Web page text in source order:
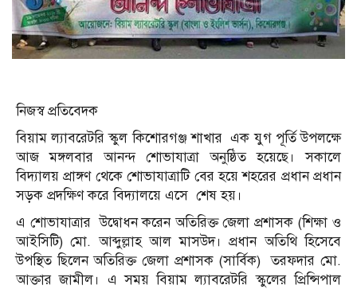
নিজস্ব প্রতিবেদক
বিয়াম ল্যাবরেটরি স্কুল কিশোরগঞ্জ শাখার এক যুগ পূর্তি উপলক্ষে
আজ মঙ্গলবার আনন্দ শোভাযাত্রা অনুষ্ঠিত হয়েছে। সকালে
বিদ্যালয় প্রাঙ্গণ থেকে শোভাযাত্রাটি বের হয়ে শহরের প্রধান প্রধান
সড়ক প্রদক্ষিণ করে বিদ্যালয়ে এসে শেষ হয়।
এ শোভাযাত্রার উদ্বোধন করেন অতিরিক্ত জেলা প্রশাসক (শিক্ষা ও
আইসিটি) মো. আব্দুল্লাহ আল মাসউদ। প্রধান অতিথি হিসেবে
উপস্থিত ছিলেন অতিরিক্ত জেলা প্রশাসক (সার্বিক) তরফদার মো.
আক্তার জামীল। এ সময় বিয়াম ল্যাবরেটরি স্কুলের প্রিন্সিপাল